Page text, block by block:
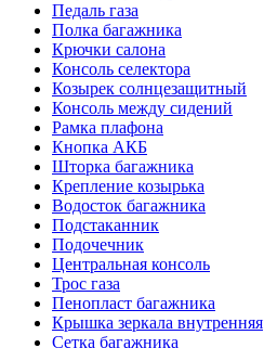
Педаль газа
Полка багажника
Крючки салона
Консоль селектора
Козырек солнцезащитный
Консоль между сидений
Рамка плафона
Кнопка АКБ
Шторка багажника
Крепление козырька
Водосток багажника
Подстаканник
Подочечник
Центральная консоль
Трос газа
Пенопласт багажника
Крышка зеркала внутренняя
Сетка багажника